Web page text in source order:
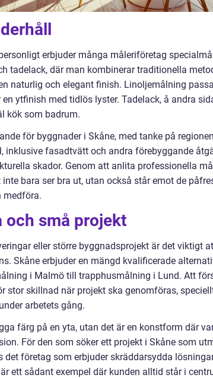
erbjuder många måleriföretag
tadelack, där man kombinerar traditionella
naturlig och elegant finish. Linoljemålning
ytfinish med tidlös lyster. Tadelack, å andra
kök som badrum.
för byggnader i Skåne, med tanke på
inklusive fasadtvätt och andra förebyggande
skador. Genom att anlita professionella
bara ser bra ut, utan också står emot de
medföra.
och små projekt
eller större byggnadsprojekt är det viktigt
Skåne erbjuder en mängd kvalificerade
i Malmö till trapphusmålning i Lund. Att
stor skillnad när projekt ska genomföras,
arbetets gång.
färg på en yta, utan det är en konstform där
För den som söker ett projekt i Skåne som
företag som erbjuder skräddarsydda
ett sådant exempel där kunden alltid står i